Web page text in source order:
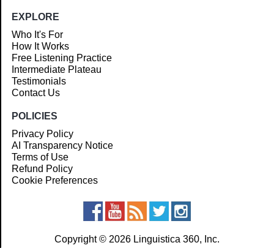
EXPLORE
Who It's For
How It Works
Free Listening Practice
Intermediate Plateau
Testimonials
Contact Us
POLICIES
Privacy Policy
AI Transparency Notice
Terms of Use
Refund Policy
Cookie Preferences
Copyright © 2026 Linguistica 360, Inc.